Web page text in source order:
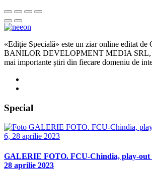
«Ediție Specială» este un ziar online editat de
BANILOR DEVELOPMENT MEDIA SRL,
mai importante știri din fiecare domeniu de
Special
GALERIE FOTO. FCU-Chindia, play-out
28 aprilie 2023